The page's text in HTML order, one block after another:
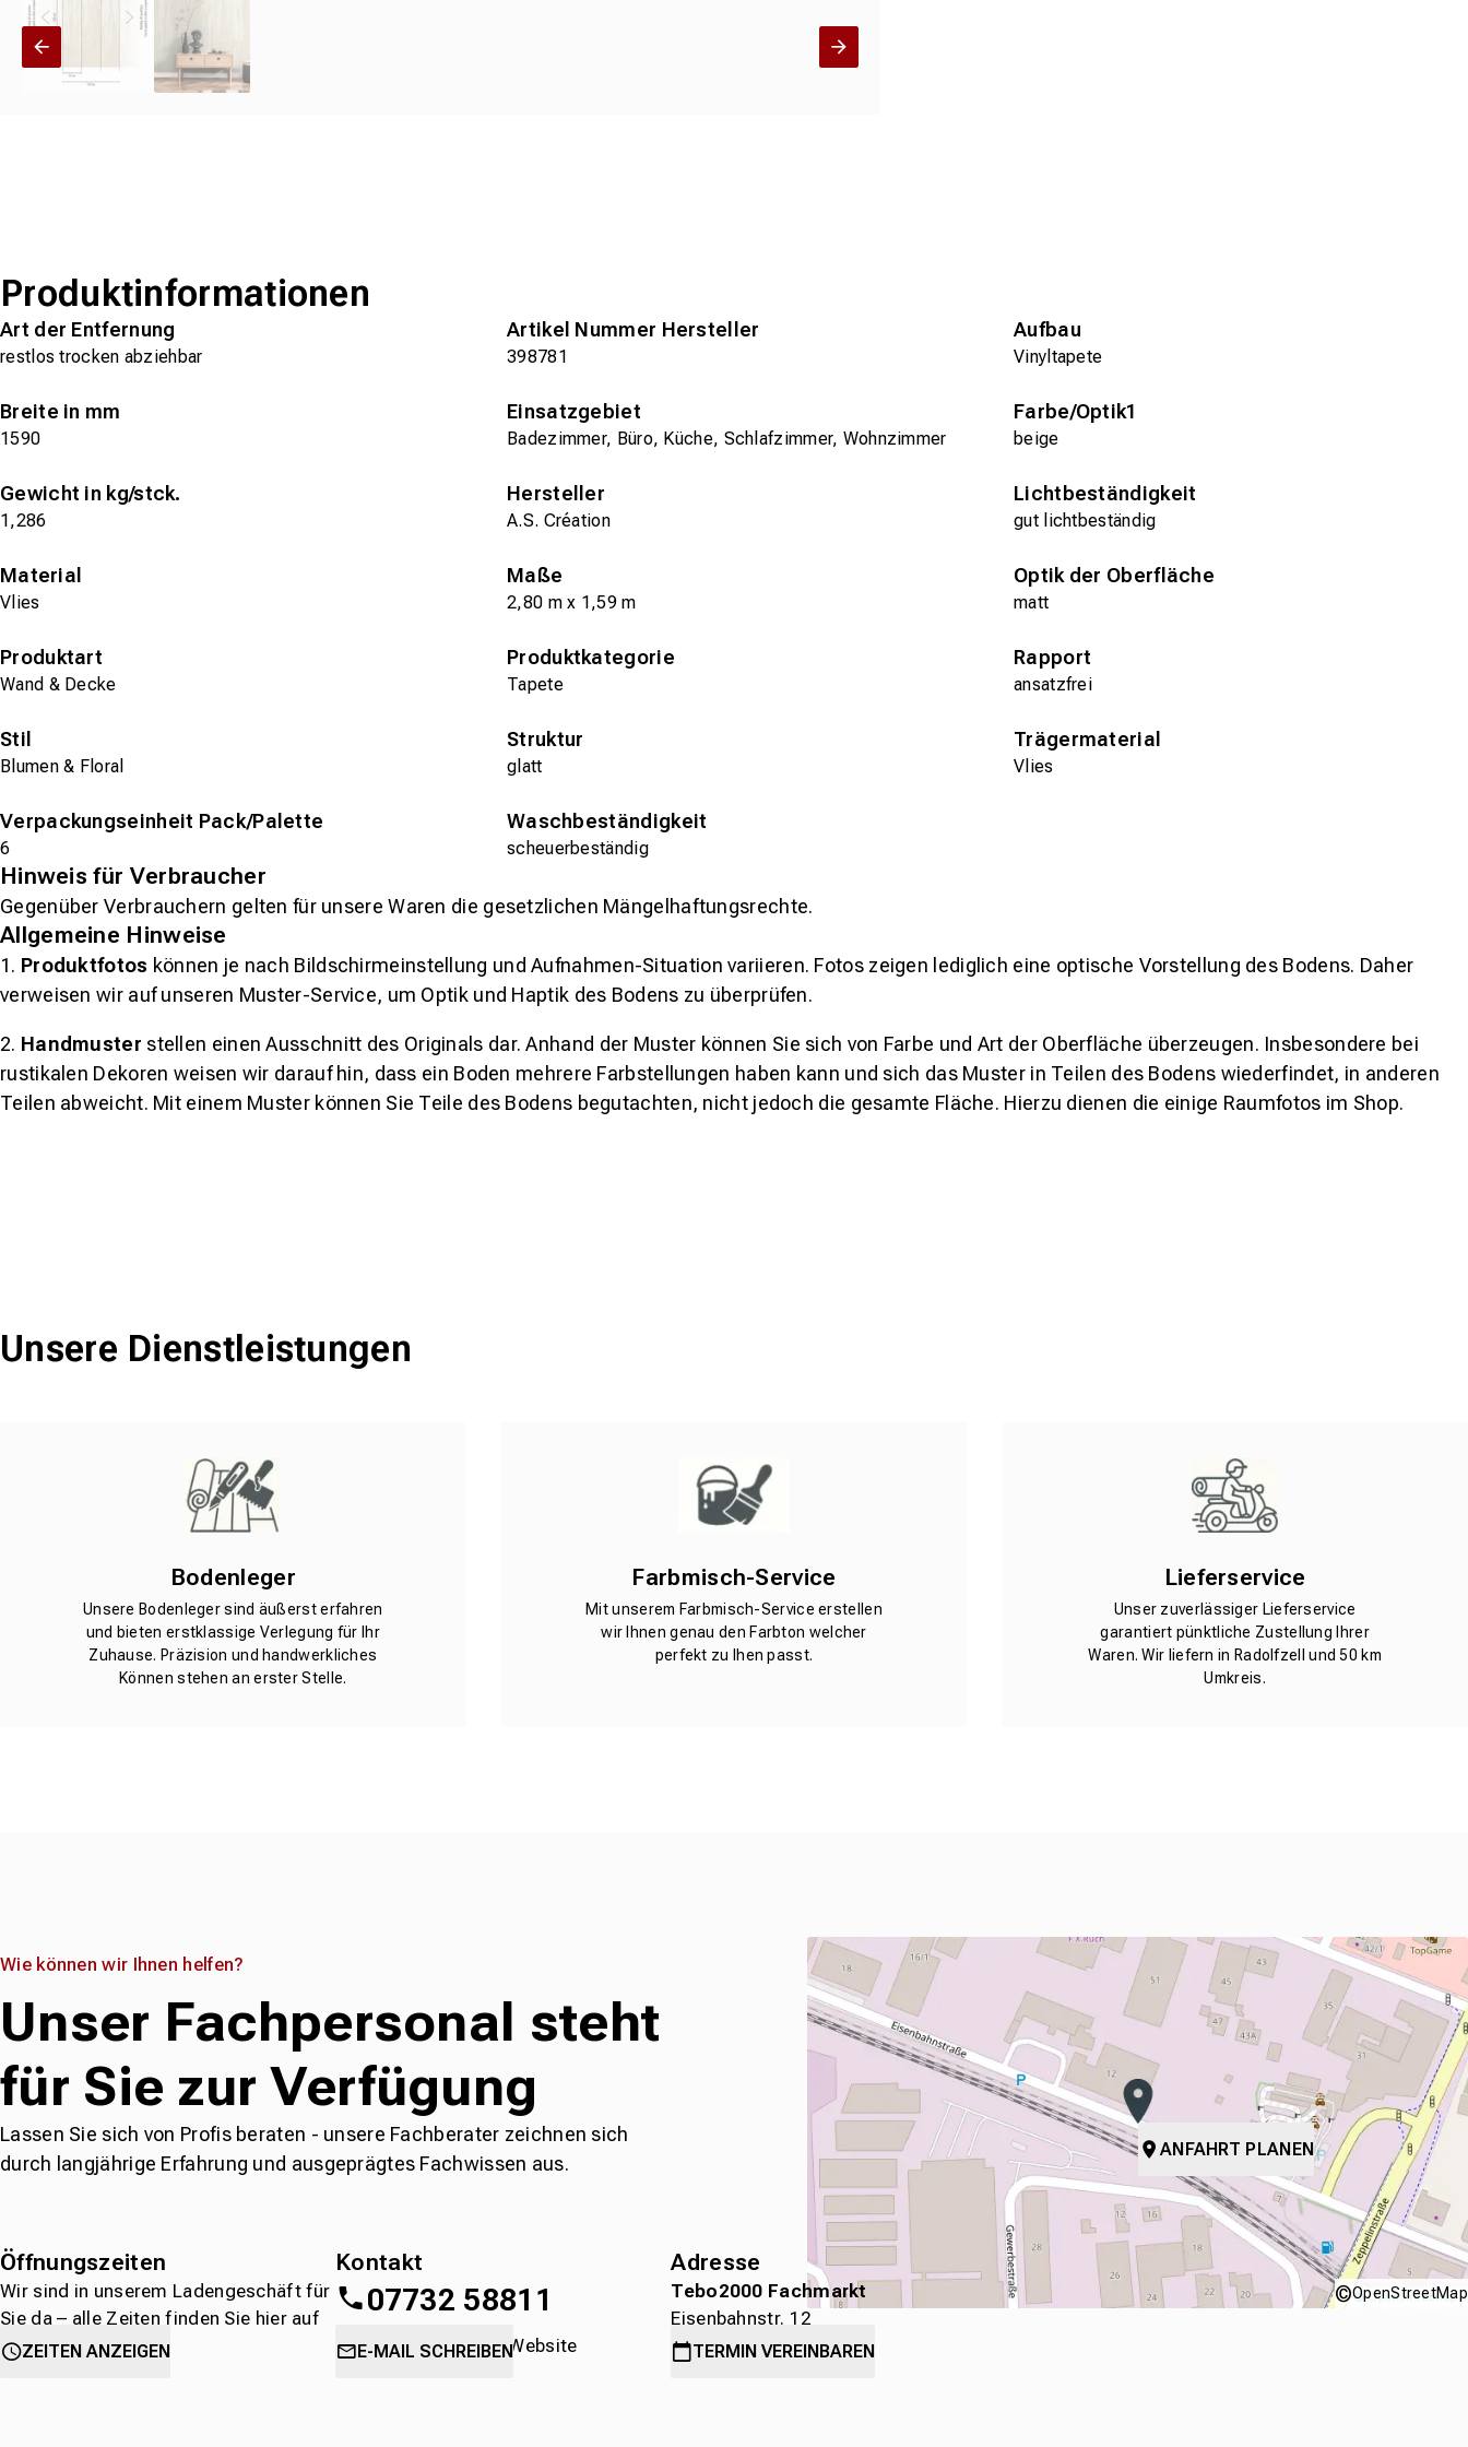
Produktinformationen
Art der Entfernung
restlos trocken abziehbar
Artikel Nummer Hersteller
398781
Aufbau
Vinyltapete
Breite in mm
1590
Einsatzgebiet
Badezimmer, Büro, Küche, Schlafzimmer, Wohnzimmer
Farbe/Optik1
beige
Gewicht in kg/stck.
1,286
Hersteller
A.S. Création
Lichtbeständigkeit
gut lichtbeständig
Material
Vlies
Maße
2,80 m x 1,59 m
Optik der Oberfläche
matt
Produktart
Wand & Decke
Produktkategorie
Tapete
Rapport
ansatzfrei
Stil
Blumen & Floral
Struktur
glatt
Trägermaterial
Vlies
Verpackungseinheit Pack/Palette
6
Waschbeständigkeit
scheuerbeständig
Hinweis für Verbraucher
Gegenüber Verbrauchern gelten für unsere Waren die gesetzlichen Mängelhaftungsrechte.
Allgemeine Hinweise
1. Produktfotos können je nach Bildschirmeinstellung und Aufnahmen-Situation variieren. Fotos zeigen lediglich eine optische Vorstellung des Bodens. Daher
verweisen wir auf unseren Muster-Service, um Optik und Haptik des Bodens zu überprüfen.
2. Handmuster stellen einen Ausschnitt des Originals dar. Anhand der Muster können Sie sich von Farbe und Art der Oberfläche überzeugen. Insbesondere bei
rustikalen Dekoren weisen wir darauf hin, dass ein Boden mehrere Farbstellungen haben kann und sich das Muster in Teilen des Bodens wiederfindet, in anderen
Teilen abweicht. Mit einem Muster können Sie Teile des Bodens begutachten, nicht jedoch die gesamte Fläche. Hierzu dienen die einige Raumfotos im Shop.
Unsere Dienstleistungen
Bodenleger
Unsere Bodenleger sind äußerst erfahren
und bieten erstklassige Verlegung für Ihr
Zuhause. Präzision und handwerkliches
Können stehen an erster Stelle.
Farbmisch-Service
Mit unserem Farbmisch-Service erstellen
wir Ihnen genau den Farbton welcher
perfekt zu Ihen passt.
Lieferservice
Unser zuverlässiger Lieferservice
garantiert pünktliche Zustellung Ihrer
Waren. Wir liefern in Radolfzell und 50 km
Umkreis.
Wie können wir Ihnen helfen?
Unser Fachpersonal steht
für Sie zur Verfügung
Lassen Sie sich von Profis beraten - unsere Fachberater zeichnen sich
durch langjährige Erfahrung und ausgeprägtes Fachwissen aus.
Öffnungszeiten
Wir sind in unserem Ladengeschäft für
Sie da – alle Zeiten finden Sie hier auf
einen Blick.
ZEITEN ANZEIGEN
Kontakt
07732 58811
oderdirekt über die Website
E-MAIL SCHREIBEN
Adresse
Tebo2000 Fachmarkt
Eisenbahnstr. 12
78315 Radolfzell
TERMIN VEREINBAREN
ANFAHRT PLANEN
©OpenStreetMap